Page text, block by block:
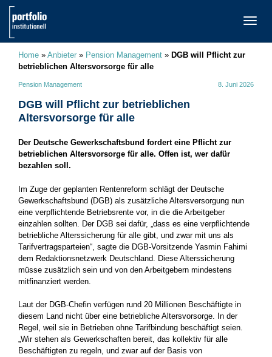
Home » Anbieter » Pension Management » DGB will Pflicht zur
betrieblichen Altersvorsorge für alle
Pension Management 8. Juni 2026
DGB will Pflicht zur betrieblichen
Altersvorsorge für alle
Der Deutsche Gewerkschaftsbund fordert eine Pflicht zur
betrieblichen Altersvorsorge für alle. Offen ist, wer dafür
bezahlen soll.
Im Zuge der geplanten Rentenreform schlägt der Deutsche
Gewerkschaftsbund (DGB) als zusätzliche Altersversorgung nun
eine verpflichtende Betriebsrente vor, in die die Arbeitgeber
einzahlen sollten. Der DGB sei dafür, „dass es eine verpflichtende
betriebliche Alterssicherung für alle gibt, und zwar mit uns als
Tarifvertragsparteien“, sagte die DGB-Vorsitzende Yasmin Fahimi
dem Redaktionsnetzwerk Deutschland. Diese Alterssicherung
müsse zusätzlich sein und von den Arbeitgebern mindestens
mitfinanziert werden.
Laut der DGB-Chefin verfügen rund 20 Millionen Beschäftigte in
diesem Land nicht über eine betriebliche Altersvorsorge. In der
Regel, weil sie in Betrieben ohne Tarifbindung beschäftigt seien.
„Wir stehen als Gewerkschaften bereit, das kollektiv für alle
Beschäftigten zu regeln, und zwar auf der Basis von